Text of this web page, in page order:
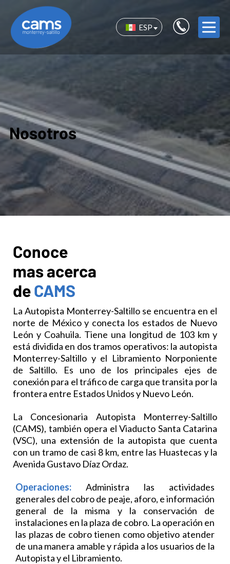
ESP
Nosotros
Conoce
mas acerca
deCAMS
La Autopista Monterrey-Saltillo se encuentra en el
norte de México y conecta los estados de Nuevo
León y Coahuila. Tiene una longitud de 103 km y
está dividida en dos tramos operativos: la autopista
Monterrey-Saltillo y el Libramiento Norponiente
de Saltillo. Es uno de los principales ejes de
conexión para el tráfico de carga que transita por la
frontera entre Estados Unidos y Nuevo León.
La Concesionaria Autopista Monterrey-Saltillo
(CAMS), también opera el Viaducto Santa Catarina
(VSC), una extensión de la autopista que cuenta
con un tramo de casi 8 km, entre las Huastecas y la
Avenida Gustavo Díaz Ordaz.
Operaciones:
Administra las actividades
generales del cobro de peaje, aforo, e información
general de la misma y la conservación de
instalaciones en la plaza de cobro. La operación en
las plazas de cobro tienen como objetivo atender
de una manera amable y rápida a los usuarios de la
Autopista y el Libramiento.